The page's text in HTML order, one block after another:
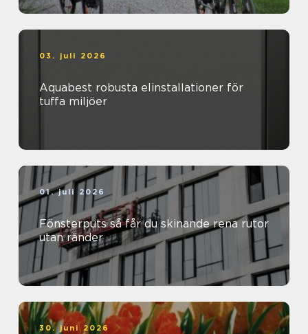
03. juli 2026
Aquabest robusta elinstallationer för
tuffa miljöer
01. juli 2026
Fönsterputs så får du skinande rena rutor
utan ränder
30. juni 2026